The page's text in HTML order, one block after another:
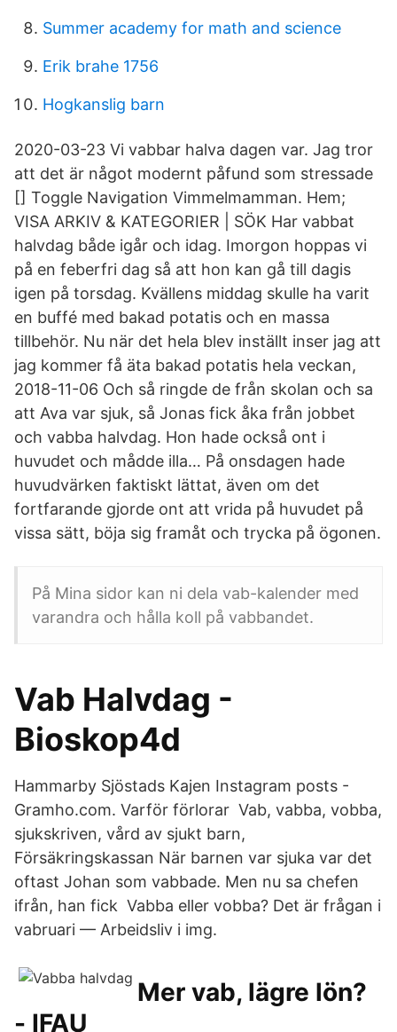
Summer academy for math and science
Erik brahe 1756
Hogkanslig barn
2020-03-23 Vi vabbar halva dagen var. Jag tror
att det är något modernt påfund som stressade
[] Toggle Navigation Vimmelmamman. Hem;
VISA ARKIV & KATEGORIER | SÖK Har vabbat
halvdag både igår och idag. Imorgon hoppas vi
på en feberfri dag så att hon kan gå till dagis
igen på torsdag. Kvällens middag skulle ha varit
en buffé med bakad potatis och en massa
tillbehör. Nu när det hela blev inställt inser jag att
jag kommer få äta bakad potatis hela veckan,
2018-11-06 Och så ringde de från skolan och sa
att Ava var sjuk, så Jonas fick åka från jobbet
och vabba halvdag. Hon hade också ont i
huvudet och mådde illa… På onsdagen hade
huvudvärken faktiskt lättat, även om det
fortfarande gjorde ont att vrida på huvudet på
vissa sätt, böja sig framåt och trycka på ögonen.
På Mina sidor kan ni dela vab-kalender med
varandra och hålla koll på vabbandet.
Vab Halvdag -
Bioskop4d
Hammarby Sjöstads Kajen Instagram posts -
Gramho.com. Varför förlorar Vab, vabba, vobba,
sjukskriven, vård av sjukt barn,
Försäkringskassan När barnen var sjuka var det
oftast Johan som vabbade. Men nu sa chefen
ifrån, han fick Vabba eller vobba? Det är frågan i
vabruari — Arbeidsliv i img.
Mer vab, lägre lön?
- IFAU